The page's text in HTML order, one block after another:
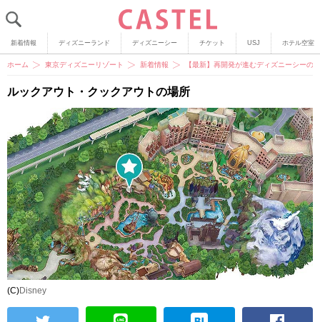
新着情報 ディズニーランド ディズニーシー チケット USJ ホテル空室
ホーム 東京ディズニーリゾート 新着情報 【最新】再開発が進むディズニーシーの
ルックアウト・クックアウトの場所
(C)Disney